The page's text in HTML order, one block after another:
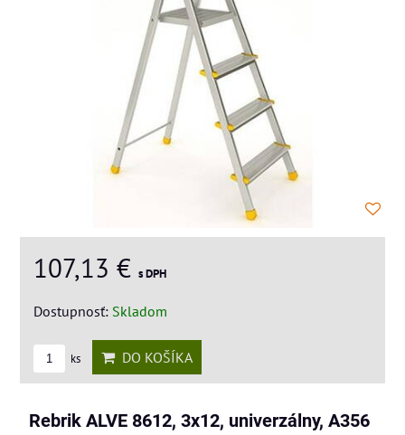
107,13 € s DPH
Dostupnosť: Skladom
ks DO KOŠÍKA
Rebrik ALVE 8612, 3x12, univerzálny, A356